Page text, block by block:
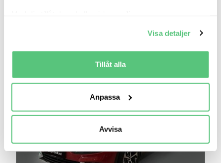
som kan ha en noggrannhet på upp till flera meter
Identifiera din enhet genom att aktivt skanna den
för specifika kännetecken (fingeravtryck)
Ta reda på mer om hur dina personliga uppgifter
Du kan ändra eller dra tillbaka ditt samtycke när som
helst från cookie-förklaringen.
en säker - och trygg marknadsplats och för att kunna ge
Visa detaljer
Tillåt alla
Anpassa
Avvisa